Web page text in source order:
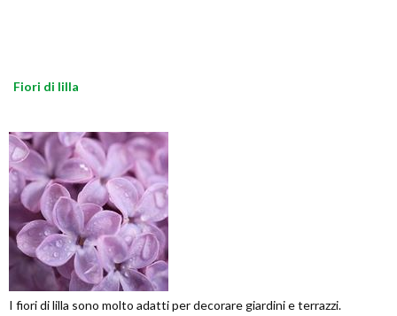
Fiori di lilla
I fiori di lilla sono molto adatti per decorare giardini e terrazzi.